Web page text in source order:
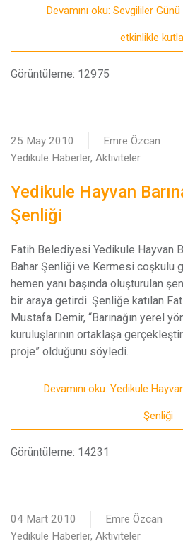
Devamını oku: Sevgililer
etkinlikle
Görüntüleme: 12975
25 May 2010
Emre Özcan
Yedikule Haberler, Aktiviteler
Yedikule Hayvan
Şenliği
Fatih Belediyesi Yedikule Hayvan
Bahar Şenliği ve Kermesi coşkulu
hemen yanı başında oluşturulan
bir araya getirdi. Şenliğe katılan
Mustafa Demir, “Barınağın yerel
kuruluşlarının ortaklaşa
proje” olduğunu söyledi.
Devamını oku: Yedikule
Şenliği
Görüntüleme: 14231
04 Mart 2010
Emre Özcan
Yedikule Haberler, Aktiviteler